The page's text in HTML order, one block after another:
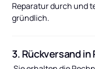
Reparatur durch und
gründlich.
3. Rückversand in